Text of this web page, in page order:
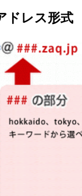
ドレス形式